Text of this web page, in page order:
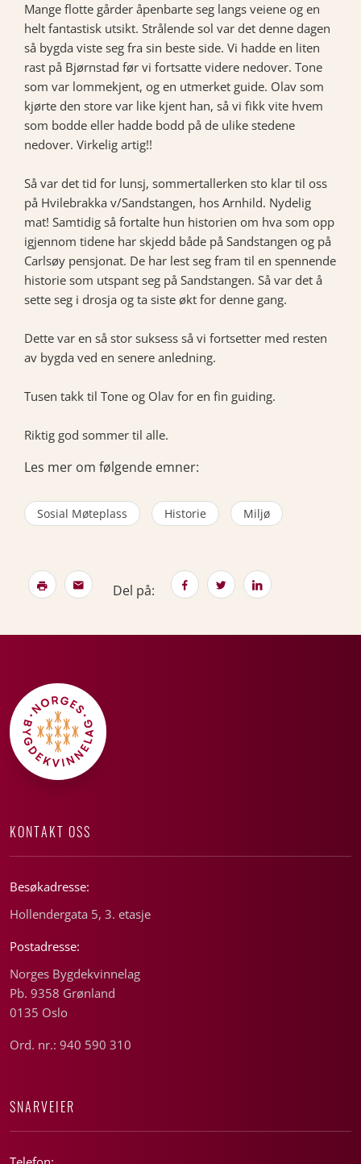
Mange flotte gårder åpenbarte seg langs veiene og en
helt fantastisk utsikt. Strålende sol var det denne dagen
så bygda viste seg fra sin beste side. Vi hadde en liten
rast på Bjørnstad før vi fortsatte videre nedover. Tone
som var lommekjent, og en utmerket guide. Olav som
kjørte den store var like kjent han, så vi fikk vite hvem
som bodde eller hadde bodd på de ulike stedene
nedover. Virkelig artig!!
Så var det tid for lunsj, sommertallerken sto klar til oss
på Hvilebrakka v/Sandstangen, hos Arnhild. Nydelig
mat! Samtidig så fortalte hun historien om hva som opp
igjennom tidene har skjedd både på Sandstangen og på
Carlsøy pensjonat. De har lest seg fram til en spennende
historie som utspant seg på Sandstangen. Så var det å
sette seg i drosja og ta siste økt for denne gang.
Dette var en så stor suksess så vi fortsetter med resten
av bygda ved en senere anledning.
Tusen takk til Tone og Olav for en fin guiding.
Riktig god sommer til alle.
Les mer om følgende emner:
Sosial Møteplass Historie Miljø
Del på:
KONTAKT OSS
Besøkadresse:
Hollendergata 5, 3. etasje
Postadresse:
Norges Bygdekvinnelag
Pb. 9358 Grønland
0135 Oslo
Ord. nr.: 940 590 310
SNARVEIER